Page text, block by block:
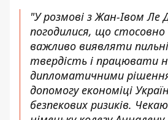
"У розмові з Жан-Івом Ле
погодилися, що стосовно
важливо виявляти
твердість і працювати
дипломатичними
допомогу економіці
безпекових ризиків.